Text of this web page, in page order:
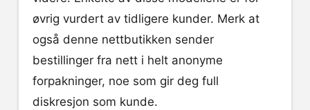
øvrig vurdert av tidligere kunder. Merk at
også denne nettbutikken sender
bestillinger fra nett i helt anonyme
forpakninger, noe som gir deg full
diskresjon som kunde.